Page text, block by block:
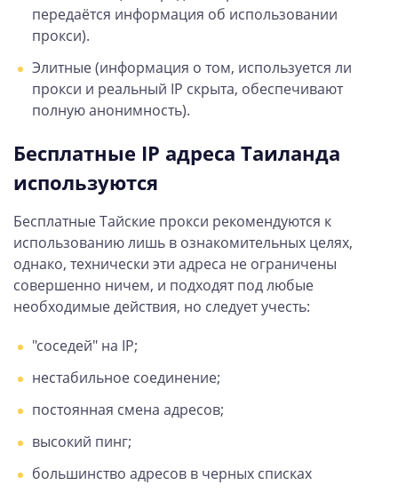
передаётся информация об использовании
прокси).
Элитные (информация о том, используется ли
прокси и реальный IP скрыта, обеспечивают
полную анонимность).
Бесплатные IP адреса Таиланда
используются
Бесплатные Тайские прокси рекомендуются к
использованию лишь в ознакомительных целях,
однако, технически эти адреса не ограничены
совершенно ничем, и подходят под любые
необходимые действия, но следует учесть:
"соседей" на IP;
нестабильное соединение;
постоянная смена адресов;
высокий пинг;
большинство адресов в черных списках